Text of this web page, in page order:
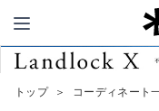
トップ ＞ コーディネート